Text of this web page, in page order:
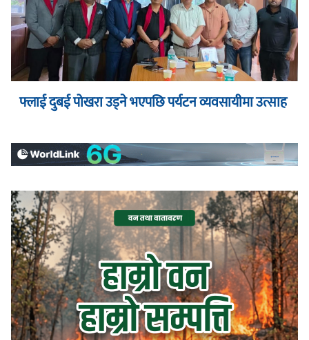
फ्लाई दुबई पोखरा उड्ने भएपछि पर्यटन व्यवसायीमा उत्साह